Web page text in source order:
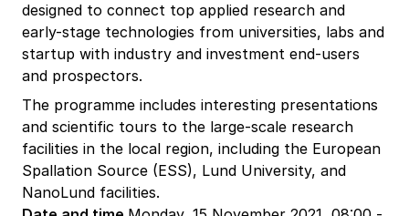
designed to connect top applied research and
early-stage technologies from universities, labs and
startup with industry and investment end-users
and prospectors.
The programme includes interesting presentations
and scientific tours to the large-scale research
facilities in the local region, including the European
Spallation Source (ESS), Lund University, and
NanoLund facilities.